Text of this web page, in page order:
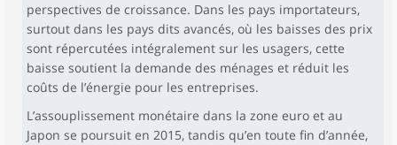
perspectives de croissance. Dans les pays importateurs,
surtout dans les pays dits avancés, où les baisses des prix
sont répercutées intégralement sur les usagers, cette
baisse soutient la demande des ménages et réduit les
coûts de l’énergie pour les entreprises.
L’assouplissement monétaire dans la zone euro et au
Japon se poursuit en 2015, tandis qu’en toute fin d’année,